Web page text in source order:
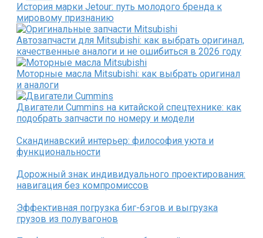
История марки Jetour: путь молодого бренда к
мировому признанию
Автозапчасти для Mitsubishi: как выбрать оригинал,
качественные аналоги и не ошибиться в 2026 году
Моторные масла Mitsubishi: как выбрать оригинал
и аналоги
Двигатели Cummins на китайской спецтехнике: как
подобрать запчасти по номеру и модели
Скандинавский интерьер: философия уюта и
функциональности
Дорожный знак индивидуального проектирования:
навигация без компромиссов
Эффективная погрузка биг-бэгов и выгрузка
грузов из полувагонов